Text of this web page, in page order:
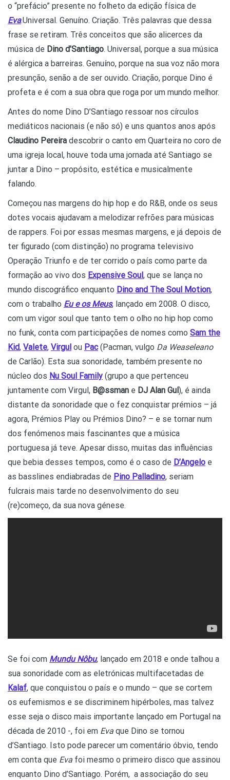
o “prefácio” presente no folheto da edição física de
Eva.Universal. Genuíno. Criação. Três palavras que dessa
frase se retiram. Três conceitos que são alicerces da
música de Dino d’Santiago. Universal, porque a sua música
é alérgica a barreiras. Genuíno, porque na sua voz não mora
presunção, senão a de ser ouvido. Criação, porque Dino é
profeta e é com a sua obra que roga por um mundo melhor.
Antes do nome Dino D’Santiago ressoar nos círculos
mediáticos nacionais (e não só) e uns quantos anos após
Claudino Pereira descobrir o canto em Quarteira no coro de
uma igreja local, houve toda uma jornada até Santiago se
juntar a Dino – propósito, estética e musicalmente
falando.
Começou nas margens do hip hop e do R&B, onde os seus
dotes vocais ajudavam a melodizar refrões para músicas
de rappers. Foi por essas mesmas margens, e já depois de
ter figurado (com distinção) no programa televisivo
Operação Triunfo e de ter corrido o país como parte da
formação ao vivo dos Expensive Soul, que se lança no
mundo discográfico enquanto Dino and The Soul Motion,
com o trabalho Eu e os Meus, lançado em 2008. O disco,
com um vigor soul que tanto tem o olho no hip hop como
no funk, conta com participações de nomes como Sam the
Kid, Valete, Virgul ou Pac(Pacman, vulgo Da Weaseleano
de Carlão). Esta sua sonoridade, também presente no
núcleo dos Nu Soul Family (grupo a que pertenceu
juntamente com Virgul, B@ssman e DJ Alan Gul), é ainda
distante da sonoridade que o fez conquistar prémios – já
agora, Prémios Play ou Prémios Dino? – e se tornar num
dos fenómenos mais fascinantes que a música
portuguesa já teve. Apesar disso, muitas das influências
que bebia desses tempos, como é o caso de D’Angelo e
as basslines endiabradas de Pino Palladino, seriam
fulcrais mais tarde no desenvolvimento do seu
(re)começo, da sua nova génese.
Se foi com Mundu Nôbu, lançado em 2018 e onde talhou a
sua sonoridade com as eletrónicas multifacetadas de
Kalaf, que conquistou o país e o mundo – que se cortem
os eufemismos e se discriminem hipérboles, mas talvez
esse seja o disco mais importante lançado em Portugal na
década de 2010 -, foi em Eva que Dino se tornou
d’Santiago. Isto pode parecer um comentário óbvio, tendo
em conta que Eva foi mesmo o primeiro disco que assinou
enquanto Dino d’Santiago. Porém, a associação do seu